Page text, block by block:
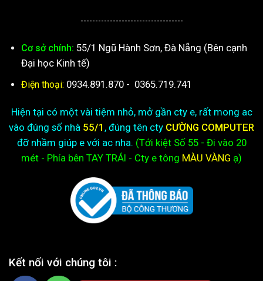
-----------------------------------
Cơ sở chính: 55/1 Ngũ Hành Sơn, Đà Nẵng (Bên cạnh
Đại học Kinh tế)
Điện thoại: 0934.891.870 - 0365.719.741
Hiện tại có một vài tiệm nhỏ, mở gần cty e, rất mong ac
vào đúng số nhà 55/1 , đúng tên cty CƯỜNG COMPUTER
đỡ nhầm giúp e với ac nha. (Tới kiệtSố 55 - Đi vào 20
mét - Phía bên TAY TRÁI - Cty e tông MÀU VÀNG ạ)
Kết nối với chúng tôi :